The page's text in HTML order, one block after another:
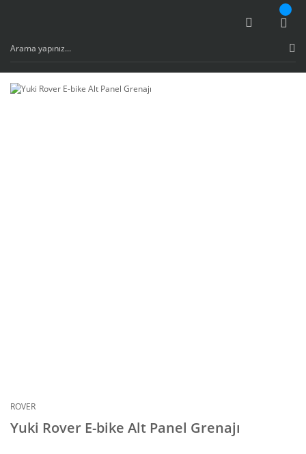
ROVER
Yuki Rover E-bike Alt Panel Grenajı